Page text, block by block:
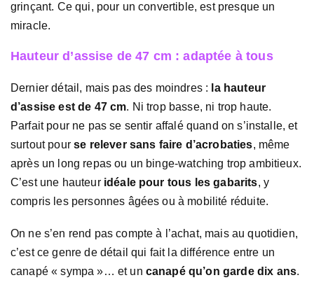
grinçant. Ce qui, pour un convertible, est presque un
miracle.
Hauteur d’assise de 47 cm : adaptée à tous
Dernier détail, mais pas des moindres : la hauteur
d’assise est de 47 cm. Ni trop basse, ni trop haute.
Parfait pour ne pas se sentir affalé quand on s’installe, et
surtout pourse relever sans faire d’acrobaties, même
après un long repas ou un binge-watching trop ambitieux.
C’est une hauteur idéale pour tous les gabarits, y
compris les personnes âgées ou à mobilité réduite.
On ne s’en rend pas compte à l’achat, mais au quotidien,
c’est ce genre de détail qui fait la différence entre un
canapé « sympa »… et un canapé qu’on garde dix ans.